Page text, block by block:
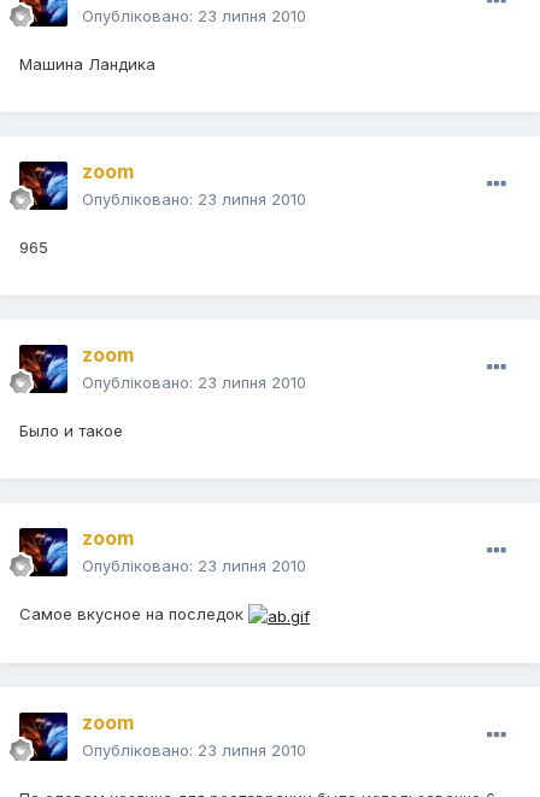
Опубліковано: 23 липня 2010
Машина Ландика
zoom
Опубліковано: 23 липня 2010
965
zoom
Опубліковано: 23 липня 2010
Было и такое
zoom
Опубліковано: 23 липня 2010
Самое вкусное на последок
zoom
Опубліковано: 23 липня 2010